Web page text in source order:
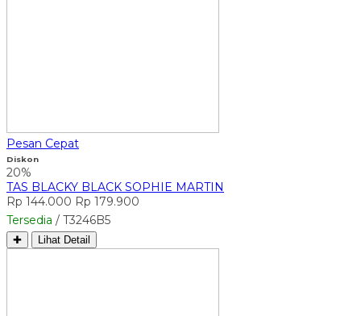
Pesan Cepat
Diskon
20%
TAS BLACKY BLACK SOPHIE MARTIN
Rp 144.000 Rp 179.900
Tersedia / T3246B5
✚ Lihat Detail